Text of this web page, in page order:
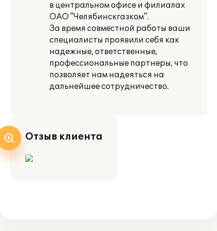
в центральном офисе и филиалах
ОАО "Челябинскгазком".
За время совместной работы ваши
специалисты проявили себя как
надежные, ответственные,
профессиональные партнеры, что
позволяет нам надеяться на
дальнейшее сотрудничество.
Отзыв клиента